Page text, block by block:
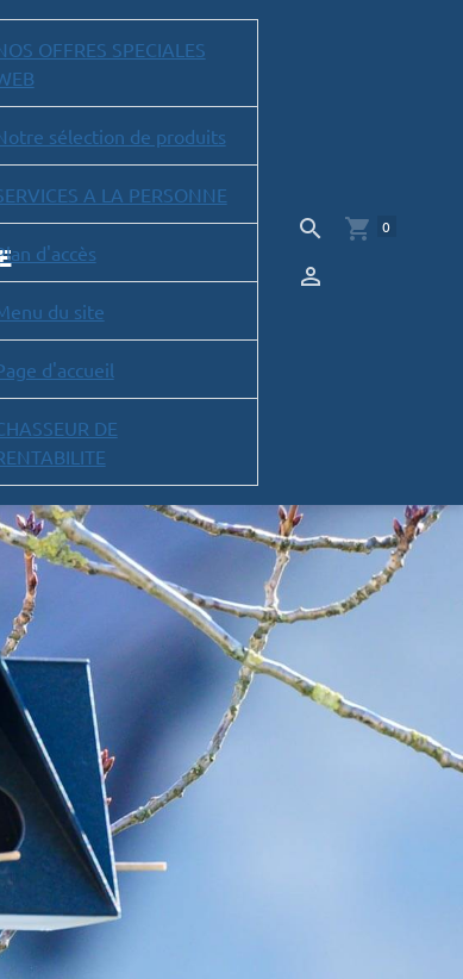
OFFRES SPECIALES
sélection de produits
A LA PERSONNE
d'accès
du site
d'accueil
DE
0